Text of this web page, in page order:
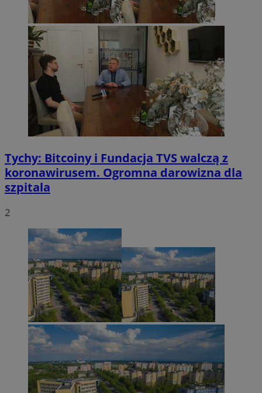
Tychy: Bitcoiny i Fundacja TVS walczą z
koronawirusem. Ogromna darowizna dla
szpitala
2